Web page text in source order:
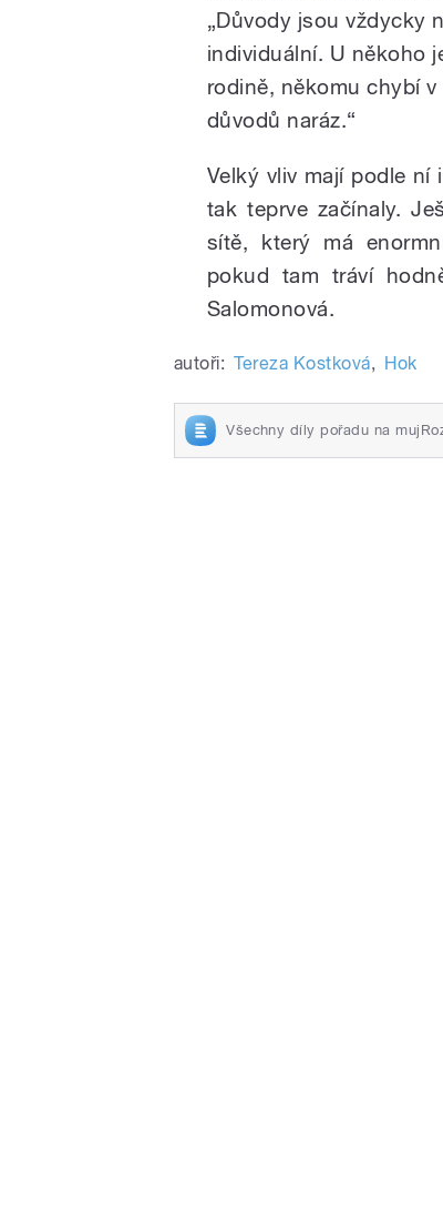
„Důvody jsou vždycky
individuální. U někoho
rodině, někomu chybí
důvodů naráz.“
Velký vliv mají podle ní
tak teprve začínaly.
sítě, který má
pokud tam tráví
Salomonová.
autoři: Tereza Kostková, Hok
Všechny díly pořadu na